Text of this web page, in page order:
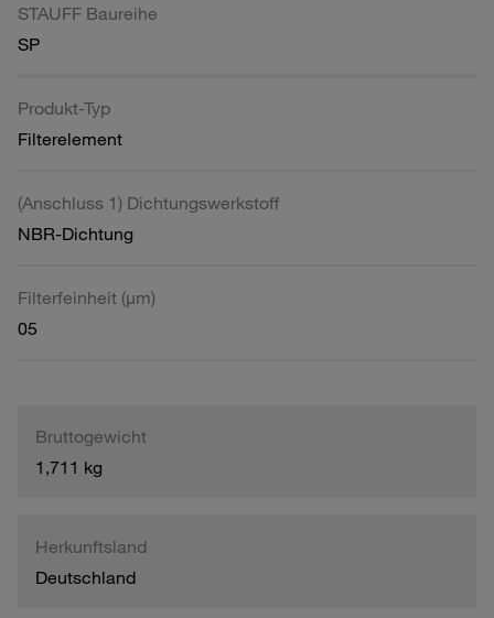
STAUFF Baureihe
SP
Produkt-Typ
Filterelement
(Anschluss 1) Dichtungswerkstoff
NBR-Dichtung
Filterfeinheit (µm)
05
Bruttogewicht
1,711 kg
Herkunftsland
Deutschland